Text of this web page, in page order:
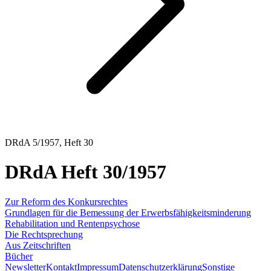
DRdA 5/1957, Heft 30
DRdA Heft 30/1957
Zur Reform des Konkursrechtes
Grundlagen für die Bemessung der Erwerbsfähigkeitsminderung
Rehabilitation und Rentenpsychose
Die Rechtsprechung
Aus Zeitschriften
Bücher
NewsletterKontaktImpressumDatenschutzerklärungSonstige